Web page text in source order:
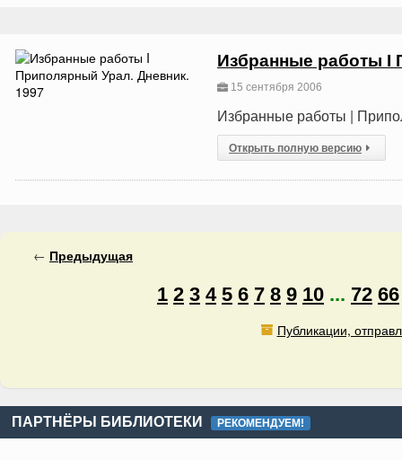
Избранные работы I
15 сентября 2006
Избранные работы |
Открыть полную версию
← Предыдущая
1 2 3 4 5 6 7 8 9 10 ... 72 66
Публикации,
ПАРТНЁРЫ БИБЛИОТЕКИ РЕКОМЕНДУЕМ!